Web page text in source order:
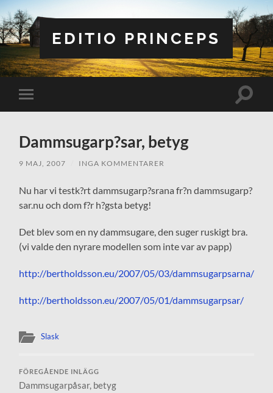
EDITIO PRINCEPS
Slå
på/av
Slå
Dammsugarp?sar, betyg
9 MAJ, 2007 INGA KOMMENTARER
Nu har vi testk?rt dammsugarp?srana fr?n dammsugarp?
sar.nu och dom f?r h?gsta betyg!
Det blev som en ny dammsugare, den suger ruskigt bra.
(vi valde den nyrare modellen som inte var av papp)
http://bertholdsson.eu/2007/05/03/dammsugarpsarna/
http://bertholdsson.eu/2007/05/01/dammsugarpsar/
Slask
FÖREGÅENDE INLÄGG
Dammsugarpåsar, betyg